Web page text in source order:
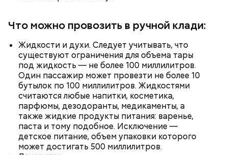
Что можно провозить в ручной клади:
Жидкости и духи. Следует учитывать, что
существуют ограничения для объема тары
под жидкость — не более 100 миллилитров.
Один пассажир может провезти не более 10
бутылок по 100 миллилитров. Жидкостями
считаются любые напитки, косметика,
парфюмы, дезодоранты, медикаменты, а
также жидкие продукты питания: варенье,
паста и тому подобное. Исключение —
детское питание, объем упаковки которого
может достигать 500 миллилитров.
кабачок;
брынза;
растительное масло;
помидоры черри либо грунтовые.